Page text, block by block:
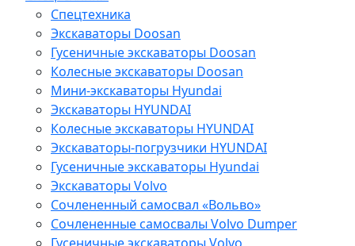
Спецтехника
Экскаваторы Doosan
Гусеничные экскаваторы Doosan
Колесные экскаваторы Doosan
Мини-экскаваторы Hyundai
Экскаваторы HYUNDAI
Колесные экскаваторы HYUNDAI
Экскаваторы-погрузчики HYUNDAI
Гусеничные экскаваторы Hyundai
Экскаваторы Volvo
Сочлененный самосвал «Вольво»
Сочлененные самосвалы Volvo Dumper